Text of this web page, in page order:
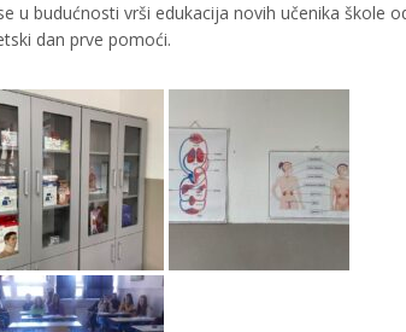
u budućnosti vrši edukacija novih učenika škole
dan prve pomoći.